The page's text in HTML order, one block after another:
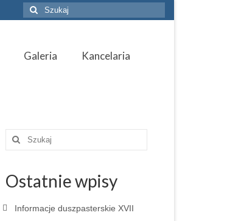
Szuklaj
w:
Galeria
Kancelaria
Szuklaj
Ostatnie wpisy
Informacje duszpasterskie XVII